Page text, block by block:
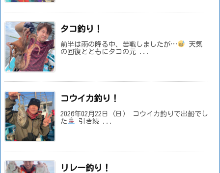
タコ釣り！
前半は雨の降る中、苦戦しましたが…
天気
の回復とともにタコの元 ...
コウイカ釣り！
2026年02月22日（日） コウイカ釣りで出船でし
た
引き続 ...
リレー釣り！